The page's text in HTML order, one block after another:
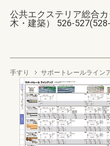
公共エクステリア総合
木・建築） 526-
手すり サポートレールライン